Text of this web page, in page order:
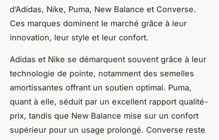
d’Adidas, Nike, Puma, New Balance et Converse.
Ces marques dominent le marché grâce à leur
innovation, leur style et leur confort.
Adidas et Nike se démarquent souvent grâce à leur
technologie de pointe, notamment des semelles
amortissantes offrant un soutien optimal. Puma,
quant à elle, séduit par un excellent rapport qualité-
prix, tandis que New Balance mise sur un confort
supérieur pour un usage prolongé. Converse reste